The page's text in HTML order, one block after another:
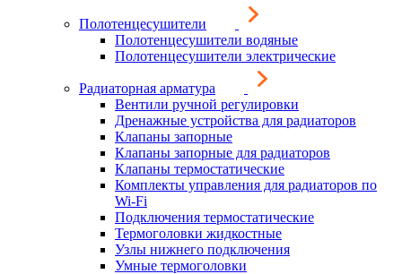
Полотенцесушители
Полотенцесушители водяные
Полотенцесушители электрические
Радиаторная арматура
Вентили ручной регулировки
Дренажные устройства для радиаторов
Клапаны запорные
Клапаны запорные для радиаторов
Клапаны термостатические
Комплекты управления для радиаторов по
Wi-Fi
Подключения термостатические
Термоголовки жидкостные
Узлы нижнего подключения
Умные термоголовки